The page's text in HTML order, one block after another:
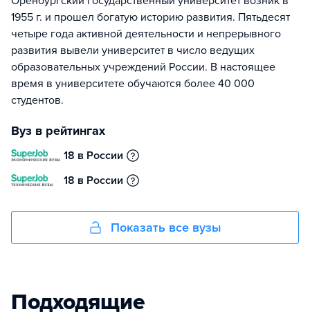
1955 г. и прошел богатую историю развития. Пятьдесят
четыре года активной деятельности и непрерывного
развития вывели университет в число ведущих
образовательных учреждений России. В настоящее
время в университете обучаются более 40 000
студентов.
Вуз в рейтингах
18 в России
18 в России
Показать все вузы
Подходящие